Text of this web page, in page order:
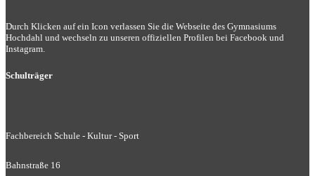
Durch Klicken auf ein Icon verlassen Sie die Webseite des Gymnasiums
Hochdahl und wechseln zu unseren offiziellen Profilen bei Facebook und
Instagram.
Schulträger
Fachbereich Schule - Kultur - Sport
Bahnstraße 16